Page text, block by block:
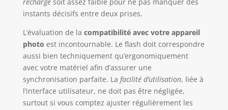
absolue. Support client réactif disponible pour
toute assistance technique
instants décisifs entre deux prises.
L’évaluation de la compatibilité avec votre appareil
photo est incontournable. Le flash doit correspondre
aussi bien techniquement qu’ergonomiquement
avec votre matériel afin d’assurer une
synchronisation parfaite. La facilité d’utilisation, liée à
l’interface utilisateur, ne doit pas être négligée,
surtout si vous comptez ajuster régulièrement les